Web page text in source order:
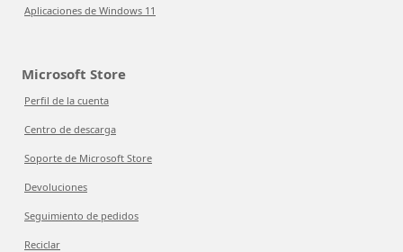
Aplicaciones de Windows 11
Microsoft Store
Perfil de la cuenta
Centro de descarga
Soporte de Microsoft Store
Devoluciones
Seguimiento de pedidos
Reciclar